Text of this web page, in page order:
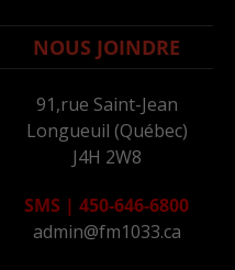
NOUS JOINDRE
91,rue Saint-Jean
Longueuil (Québec)
J4H 2W8
SMS | 450-646-6800
admin@fm1033.ca